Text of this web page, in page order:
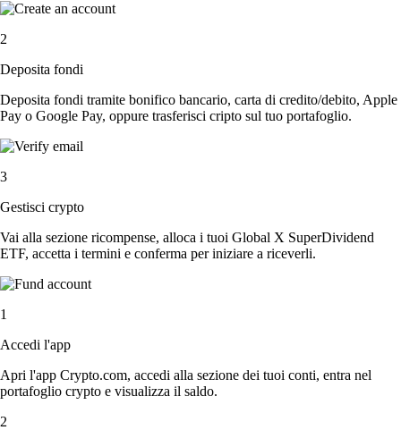
2
Deposita fondi
Deposita fondi tramite bonifico bancario, carta di credito/debito, Apple
Pay o Google Pay, oppure trasferisci cripto sul tuo portafoglio.
3
Gestisci crypto
Vai alla sezione ricompense, alloca i tuoi Global X SuperDividend
ETF, accetta i termini e conferma per iniziare a riceverli.
1
Accedi l'app
Apri l'app Crypto.com, accedi alla sezione dei tuoi conti, entra nel
portafoglio crypto e visualizza il saldo.
2